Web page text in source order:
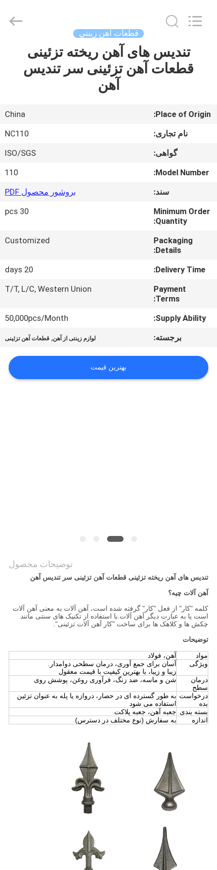
خونه
ویدیو
کارخانه
کنترل
کیفیت
تماس
اخبار
CO.,LTD.
قطعات آهن زينتي
تندیس های آهن ریخته تزئینی
قطعات آهن تزئینی سر تندیس
آهن
Place of Origin:
China
نام تجاری:
NC110
گواهی:
ISO/SGS
Model Number:
110
سند:
بروشور محصول PDF
Minimum Order
Quantity:
30 pcs
Packaging
Details:
Customized
Delivery Time:
20 days
Payment
Terms:
T/T, L/C, Western Union
Supply Ability:
50,000pcs/Month
برجسته:
لوازم زینتی از آهن, قطعات آهن تزئینی
بهترین قیمت
توضیحات محصول
تندیس های آهن ریخته تزئینی قطعات آهن تزئینی سر تندیس آهن
آهن آلات چيه؟
کلمه "کار" از فعل "کار" گرفته شده است، آهن آلات به معنی آهن آلات
است یا به عبارت دیگر آهن آلات.با استفاده از تکنیک های سنتی مانند
چکش ها و کلاهک ها برای ساخت "کار آهن آلات تزئینی".
توضیحات
مواد
آهن، فولاد
ویژگی
آسان برای جمع آوری، درمان سطحی دوامدار.
زيبا و زيبا، با بهترين کيفيت با قيمت معقول
درمان
سطح
شن و ماسه، ضد زنگ، فرآوری روغن، پوشش روی
درخواست
بده
به طور گسترده ای در حصار، دروازه یا پله به عنوان تزئین
استفاده می شود
بسته بندی جعبه آهن، جعبه پلاکت
اندازه
به سفارش (نوع مختلف در دسترس)